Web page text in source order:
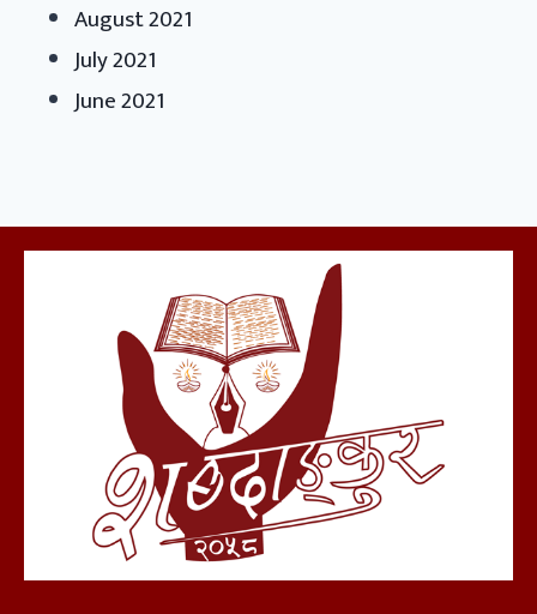
August 2021
July 2021
June 2021